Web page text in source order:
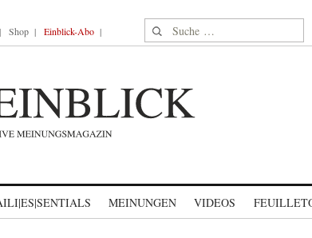
Shop Einblick-Abo Suche nach:
MEINUNGEN VIDEOS